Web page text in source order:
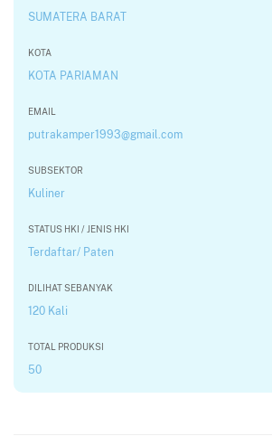
SUMATERA BARAT
KOTA
KOTA PARIAMAN
EMAIL
putrakamper1993@gmail.com
SUBSEKTOR
Kuliner
STATUS HKI / JENIS HKI
Terdaftar/ Paten
DILIHAT SEBANYAK
120 Kali
TOTAL PRODUKSI
50